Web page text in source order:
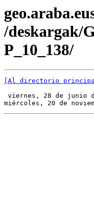
/deskargak/
P_10_138/
[Al directorio
viernes, 28 de junio
miércoles, 20 de